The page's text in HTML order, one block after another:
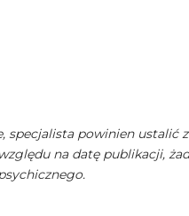
specjalista powinien ustalić z
na datę publikacji,